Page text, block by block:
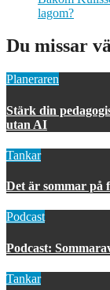
lagom?
Du missar
Planeraren
Stärk din
utan AI
Tankar
Det är sommar på
Podcast
Podcast:
Tankar